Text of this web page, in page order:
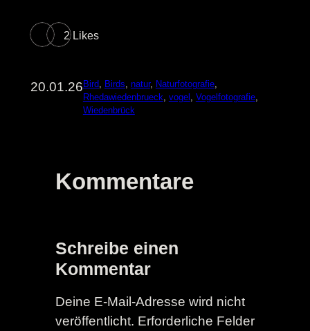
2 Likes
20.01.26Bird, Birds natur, Naturfotografie
Rhedawiedenbrueck vogel Vogelfotografie
Wiedenbrück
Kommentare
Schreibe einen
Kommentar
Deine E-Mail-Adresse wird nicht
veröffentlicht. Erforderliche Felder